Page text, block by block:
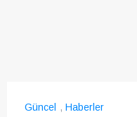
Güncel , Haberler